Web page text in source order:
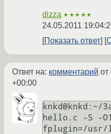
dizza ★★★★★
24.05.2011
Показать ответ
Ответ на: комментарий от
+00:00
knkd@knkd:~/
hello.c -S -
fplugin=/usr/